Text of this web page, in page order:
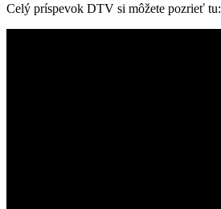
Celý príspevok DTV si môžete pozrieť tu: